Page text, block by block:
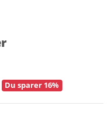
Du sparer 16%